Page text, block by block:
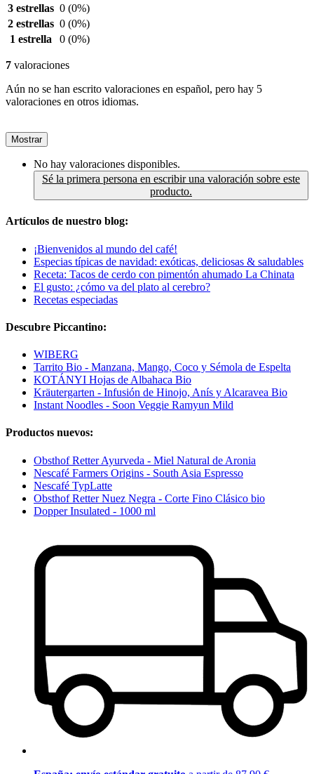
3 estrellas 0 (0%)
2 estrellas 0 (0%)
1 estrella
0 (0%)
7 valoraciones
Aún no se han escrito valoraciones en español, pero hay 5
valoraciones en otros idiomas.
Mostrar
No hay valoraciones disponibles.
Sé la primera persona en escribir una valoración sobre este
producto.
Artículos de nuestro blog:
¡Bienvenidos al mundo del café!
Especias típicas de navidad: exóticas, deliciosas & saludables
Receta: Tacos de cerdo con pimentón ahumado La Chinata
El gusto: ¿cómo va del plato al cerebro?
Recetas especiadas
Descubre Piccantino:
WIBERG
Tarrito Bio - Manzana, Mango, Coco y Sémola de Espelta
KOTÁNYI Hojas de Albahaca Bio
Kräutergarten - Infusión de Hinojo, Anís y Alcaravea Bio
Instant Noodles - Soon Veggie Ramyun Mild
Productos nuevos:
Obsthof Retter Ayurveda - Miel Natural de Aronia
Nescafé Farmers Origins - South Asia Espresso
Nescafé TypLatte
Obsthof Retter Nuez Negra - Corte Fino Clásico bio
Dopper Insulated - 1000 ml